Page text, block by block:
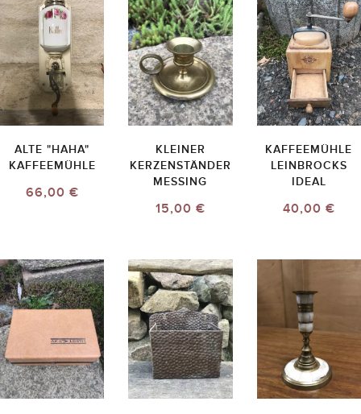
ALTE "HAHA"
KAFFEEMÜHLE
66,00 €
KLEINER
KERZENSTÄNDER
MESSING
15,00 €
KAFFEEMÜHLE
LEINBROCKS
IDEAL
40,00 €